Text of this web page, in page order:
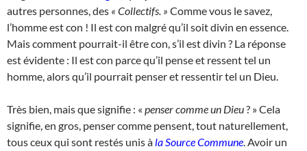
autres personnes, des « Collectifs. » Comme vous le savez,
l’homme est con ! Il est con malgré qu’il soit divin en essence.
Mais comment pourrait-il être con, s’il est divin ? La réponse
est évidente : Il est con parce qu’il pense et ressent tel un
homme, alors qu’il pourrait penser et ressentir tel un Dieu.
Très bien, mais que signifie : « penser comme un Dieu? » Cela
signifie, en gros, penser comme pensent, tout naturellement,
tous ceux qui sont restés unis à la Source Commune . Avoir un